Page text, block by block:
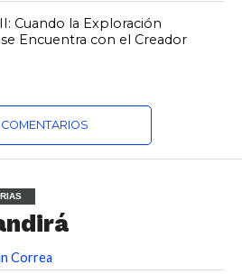
Cuando la Exploración
Encuentra con el Creador
Correa